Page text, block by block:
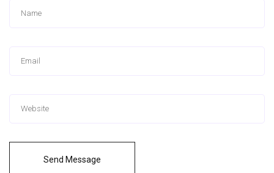
Send Message